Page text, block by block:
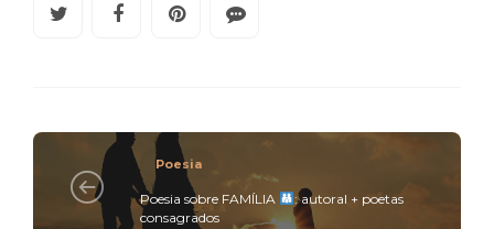
Poesia
Poesia sobre FAMÍLIA
: autoral + poetas
consagrados